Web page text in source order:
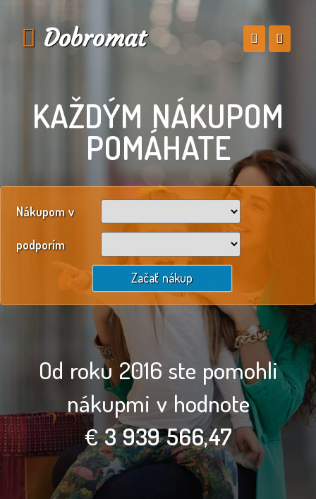
Dobromat
KAŽDÝM NÁKUPOM
POMÁHATE
Nákupom v
podporím
Začať nákup
Od roku 2016 ste pomohli
nákupmi v hodnote
€3 939 566,47